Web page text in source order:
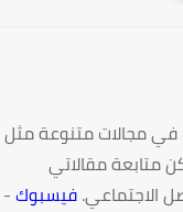
متنوعة مثل
مقالاتي
فيسبوك-